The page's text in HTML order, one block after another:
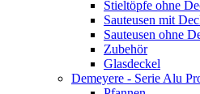
Stieltöpfe ohne
Sauteusen mit
Sauteusen ohne
Zubehör
Glasdeckel
Demeyere - Serie Alu